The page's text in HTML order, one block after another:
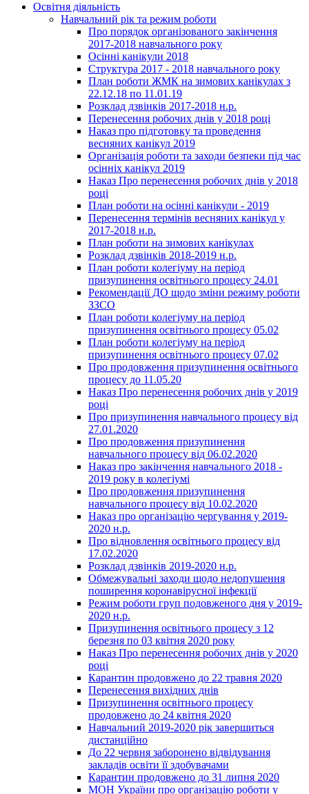
Освітня діяльність
Навчальний рік та режим роботи
Про порядок організованого закінчення
2017-2018 навчального року
Осінні канікули 2018
Структура 2017 - 2018 навчального року
План роботи ЖМК на зимових канікулах з
22.12.18 по 11.01.19
Розклад дзвінків 2017-2018 н.р.
Перенесення робочих днів у 2018 році
Наказ про підготовку та проведення
весняних канікул 2019
Організація роботи та заходи безпеки під час
осінніх канікул 2019
Наказ Про перенесення робочих днів у 2018
році
План роботи на осінні канікули - 2019
Перенесення термінів весняних канікул у
2017-2018 н.р.
План роботи на зимових канікулах
Розклад дзвінків 2018-2019 н.р.
План роботи колегіуму на період
призупинення освітнього процесу 24.01
Рекомендації ДО щодо зміни режиму роботи
ЗЗСО
План роботи колегіуму на період
призупинення освітнього процесу 05.02
План роботи колегіуму на період
призупинення освітнього процесу 07.02
Про продовження призупинення освітнього
процесу до 11.05.20
Наказ Про перенесення робочих днів у 2019
році
Про призупинення навчального процесу від
27.01.2020
Про продовження призупинення
навчального процесу від 06.02.2020
Наказ про закінчення навчального 2018 -
2019 року в колегіумі
Про продовження призупинення
навчального процесу від 10.02.2020
Наказ про організацію чергування у 2019-
2020 н.р.
Про відновлення освітнього процесу від
17.02.2020
Розклад дзвінків 2019-2020 н.р.
Обмежувальні заходи щодо недопушення
поширення коронавірусної інфекції
Режим роботи груп подовженого дня у 2019-
2020 н.р.
Призупинення освітнього процесу з 12
березня по 03 квітня 2020 року
Наказ Про перенесення робочих днів у 2020
році
Карантин продовжено до 22 травня 2020
Перенесення вихідних днів
Призупинення освітнього процесу
продовжено до 24 квітня 2020
Навчальний 2019-2020 рік завершиться
дистанційно
До 22 червня заборонено відвідування
закладів освіти її здобувачами
Карантин продовжено до 31 липня 2020
МОН України про організацію роботи у